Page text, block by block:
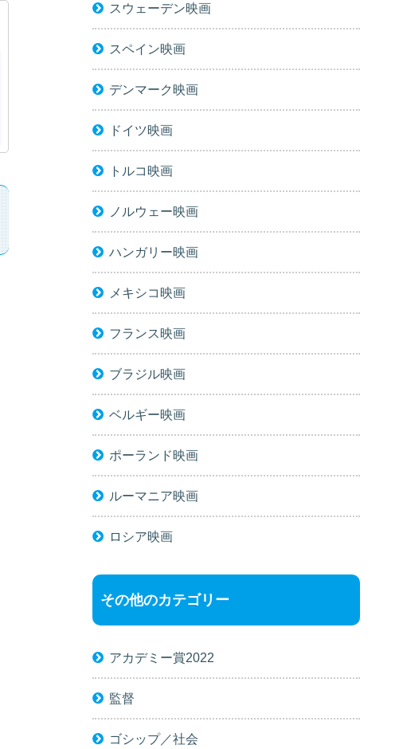
スウェーデン映画
スペイン映画
デンマーク映画
ドイツ映画
トルコ映画
ノルウェー映画
ハンガリー映画
メキシコ映画
フランス映画
ブラジル映画
ベルギー映画
ポーランド映画
ルーマニア映画
ロシア映画
その他のカテゴリー
アカデミー賞2022
監督
ゴシップ／社会